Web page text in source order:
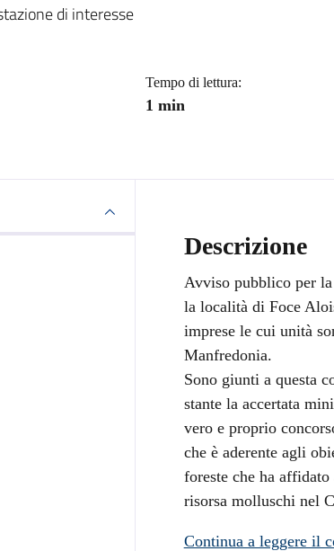
notizia
di interesse
Tempo di lettura:
1 min
Descrizione
Avviso pubblico per la
la località di Foce
imprese le cui unità
Manfredonia.
Sono giunti a questa
stante la accertata
vero e proprio
che è aderente agli
foreste che ha
risorsa molluschi nel
Continua a leggere il